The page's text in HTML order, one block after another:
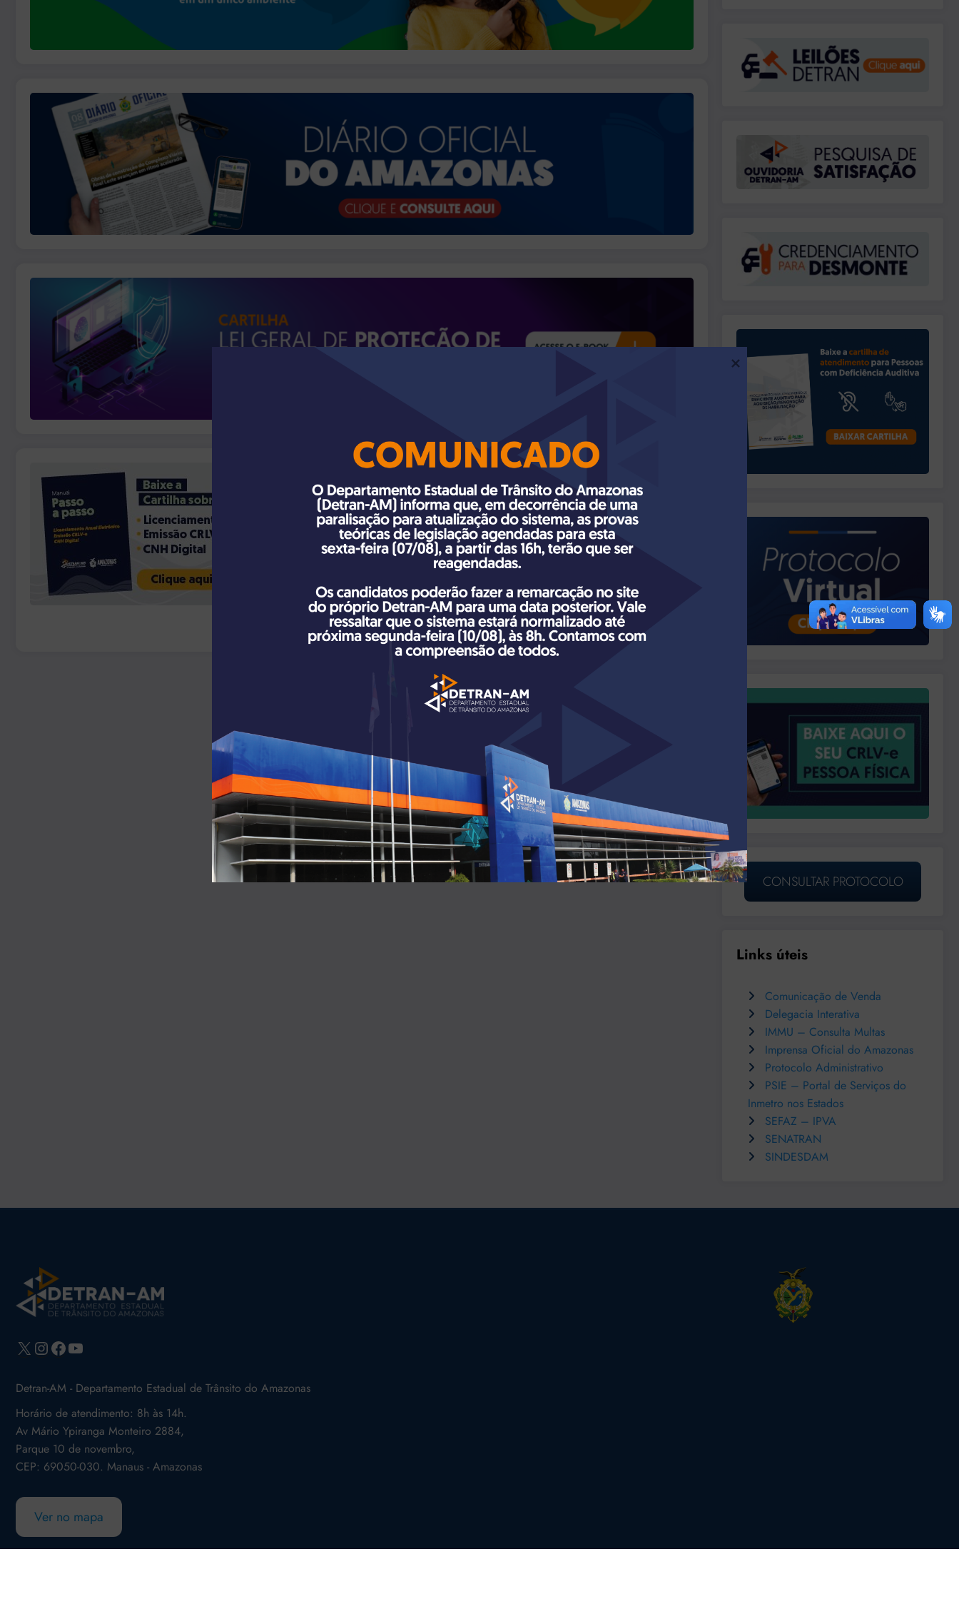
CONSULTAR PROTOCOLO
Links úteis
Comunicação de Venda
Delegacia Interativa
IMMU – Consulta Multas
Imprensa Oficial do Amazonas
Protocolo Administrativo
PSIE – Portal de Serviços do
Inmetro nos Estados
SEFAZ – IPVA
SENATRAN
SINDESDAM
X Instagram
Facebook
Youtube
Detran-AM - Departamento Estadual de Trânsito do Amazonas
Horário de atendimento: 8h às 14h.
Av Mário Ypiranga Monteiro 2884,
Parque 10 de novembro,
CEP: 69050-030. Manaus - Amazonas
Ver no mapa